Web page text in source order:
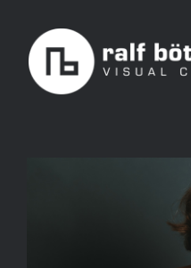
content